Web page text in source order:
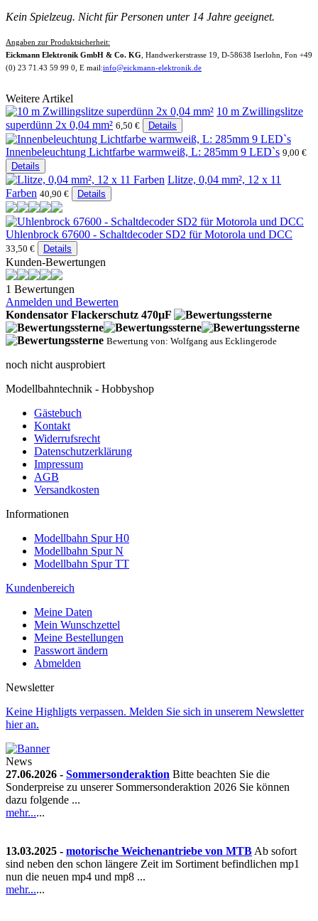
Kein Spielzeug. Nicht für Personen unter 14 Jahre geeignet.
Angaben zur Produktsicherheit:
Eickmann Elektronik GmbH & Co. KG , Handwerkerstrasse 19, D-58638 Iserlohn, Fon +49
(0) 23 71.43 59 99 0, E mail:info@eickmann-elektronik.de
Weitere Artikel
10 m Zwillingslitze
superdünn 2x 0,04 mm² 6,50 € Details
Innenbeleuchtung Lichtfarbe warmweiß, L: 285mm 9 LED`s 9,00 €
Details
Llitze, 0,04 mm², 12 x 11
Farben 40,90 € Details
Uhlenbrock 67600 - Schaltdecoder SD2 für Motorola und DCC
33,50 € Details
Kunden-Bewertungen
1 Bewertungen
Anmelden und Bewerten
Kondensator Flackerschutz 470µF
Bewertung von: Wolfgang aus Ecklingerode
noch nicht ausprobiert
Modellbahntechnik - Hobbyshop
Gästebuch
Kontakt
Widerrufsrecht
Datenschutzerklärung
Impressum
AGB
Versandkosten
Informationen
Modellbahn Spur H0
Modellbahn Spur N
Modellbahn Spur TT
Kundenbereich
Meine Daten
Mein Wunschzettel
Meine Bestellungen
Passwort ändern
Abmelden
Newsletter
Keine Highligts verpassen. Melden Sie sich in unserem Newsletter
hier an.
News
27.06.2026 - Sommersonderaktion Bitte beachten Sie die
Sonderpreise zu unserer Sommersonderaktion 2026 Sie können
dazu folgende ...
mehr......
13.03.2025 - motorische Weichenantriebe von MTB Ab sofort
sind neben den schon längere Zeit im Sortiment befindlichen mp1
nun die neuen mp4 und mp8 ...
mehr......